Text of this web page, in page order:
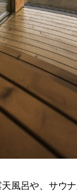
風呂や、サウ